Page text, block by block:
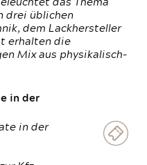
das Thema
drei üblichen
dem Lackhersteller
erhalten die
Mix aus physikalisch-
in der
in der